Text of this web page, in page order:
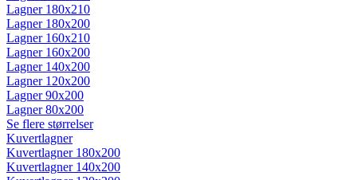
Lagner 180x210
Lagner 180x200
Lagner 160x210
Lagner 160x200
Lagner 140x200
Lagner 120x200
Lagner 90x200
Lagner 80x200
Se flere størrelser
Kuvertlagner
Kuvertlagner 180x200
Kuvertlagner 140x200